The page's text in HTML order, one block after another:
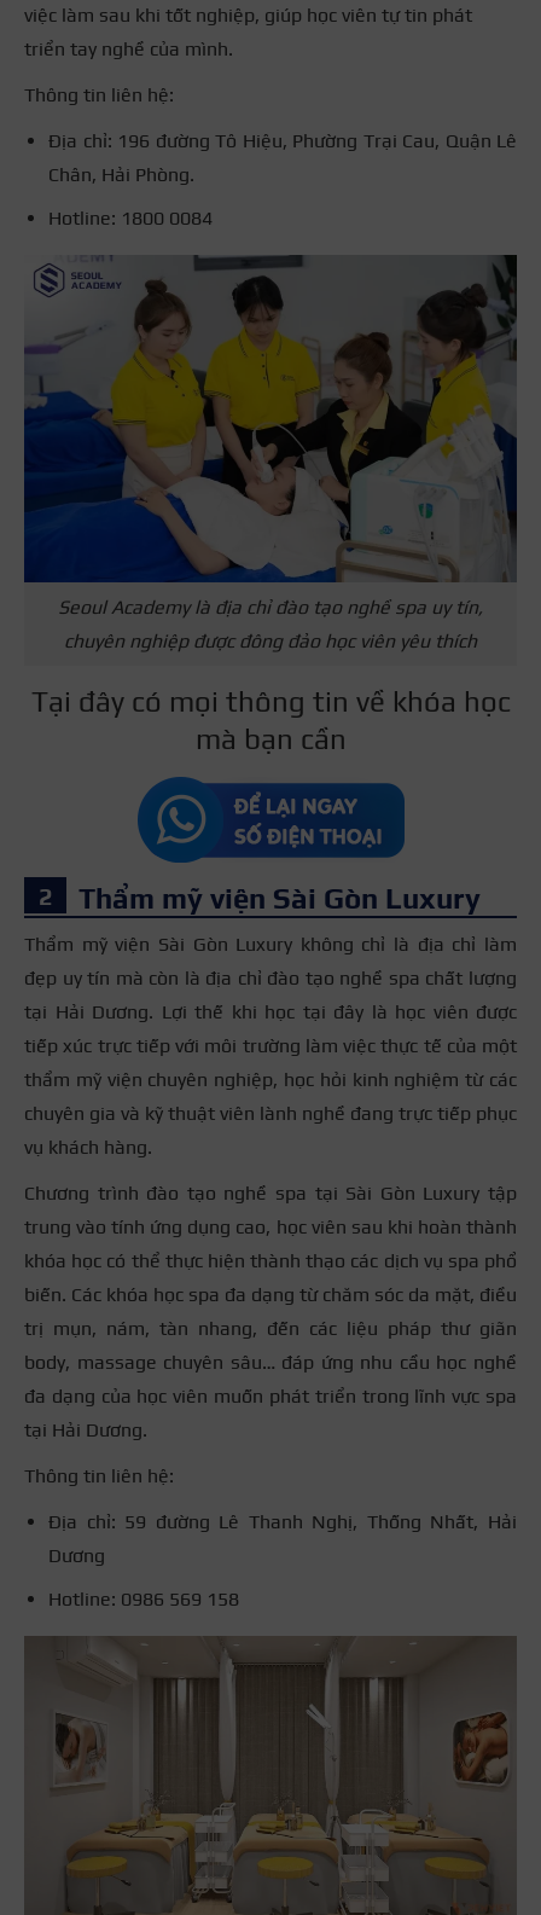
việc làm sau khi tốt nghiệp, giúp học viên tự tin phát
triển tay nghề của mình.
Thông tin liên hệ:
Địa chỉ: 196 đường Tô Hiệu, Phường Trại Cau, Quận Lê
Chân, Hải Phòng.
Hotline: 1800 0084
Seoul Academy là địa chỉ đào tạo nghề spa uy tín,
chuyên nghiệp được đông đảo học viên yêu thích
Tại đây có mọi thông tin về khóa học
mà bạn cần
Thẩm mỹ viện Sài Gòn Luxury
Thẩm mỹ viện Sài Gòn Luxury không chỉ là địa chỉ làm
đẹp uy tín mà còn là địa chỉ đào tạo nghề spa chất lượng
tại Hải Dương. Lợi thế khi học tại đây là học viên được
tiếp xúc trực tiếp với môi trường làm việc thực tế của một
thẩm mỹ viện chuyên nghiệp, học hỏi kinh nghiệm từ các
chuyên gia và kỹ thuật viên lành nghề đang trực tiếp phục
vụ khách hàng.
Chương trình đào tạo nghề spa tại Sài Gòn Luxury tập
trung vào tính ứng dụng cao, học viên sau khi hoàn thành
khóa học có thể thực hiện thành thạo các dịch vụ spa phổ
biến. Các khóa học spa đa dạng từ chăm sóc da mặt, điều
trị mụn, nám, tàn nhang, đến các liệu pháp thư giãn
body, massage chuyên sâu… đáp ứng nhu cầu học nghề
đa dạng của học viên muốn phát triển trong lĩnh vực spa
tại Hải Dương.
Thông tin liên hệ:
Địa chỉ: 59 đường Lê Thanh Nghị, Thống Nhất, Hải
Dương
Hotline: 0986 569 158